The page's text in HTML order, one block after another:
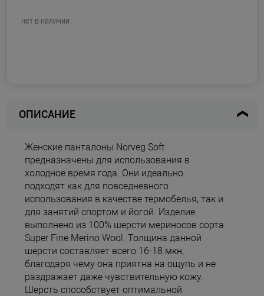
нет в наличии
ОПИСАНИЕ
Женские панталоны Norveg Soft
предназначены для использования в
холодное время года. Они идеально
подходят как для повседневного
использования в качестве термобелья, так и
для занятий спортом и йогой. Изделие
выполнено из 100% шерсти мериносов сорта
Super Fine Merino Wool. Толщина данной
шерсти составляет всего 16-18 мкн,
благодаря чему она приятна на ощупь и не
раздражает даже чувствительную кожу.
Шерсть способствует оптимальной